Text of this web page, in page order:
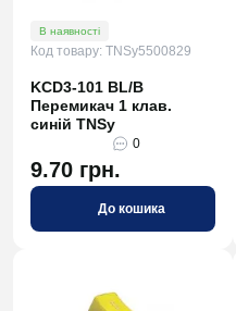
В наявності
Код товару: TNSy5500829
KCD3-101 BL/B
Перемикач 1 клав.
синій TNSy
0
9.70 грн.
До кошика